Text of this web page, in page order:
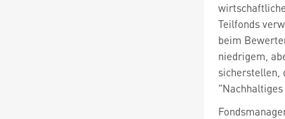
Teilfonds
beim
niedrigem,
sicherstellen,